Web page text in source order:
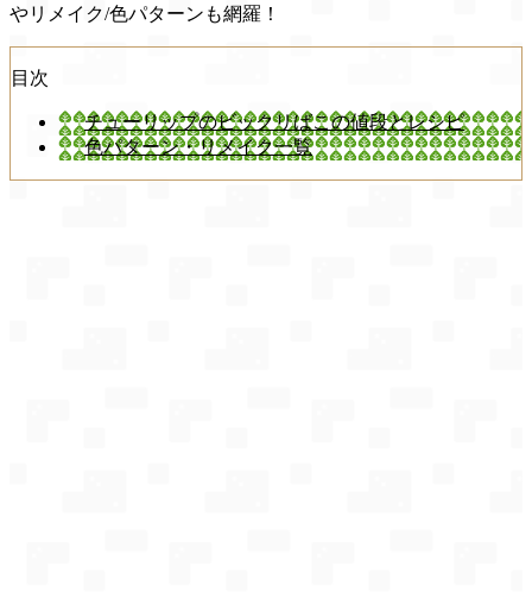
やリメイク/色パターンも網羅！
目次
チューリップのビックリばこの値段とレシピ
色パターン・リメイク一覧